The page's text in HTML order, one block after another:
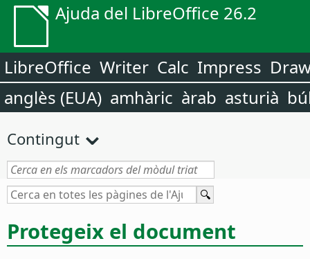
Ajuda del LibreOffice 26.2
LibreOffice Writer Calc Impress
anglès (EUA) amhàric àrab asturià
Contingut
Protegeix el document